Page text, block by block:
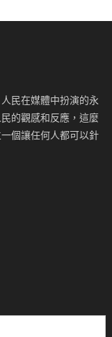
民在媒體中扮演的永
的觀感和反應，這麼
個讓任何人都可以針